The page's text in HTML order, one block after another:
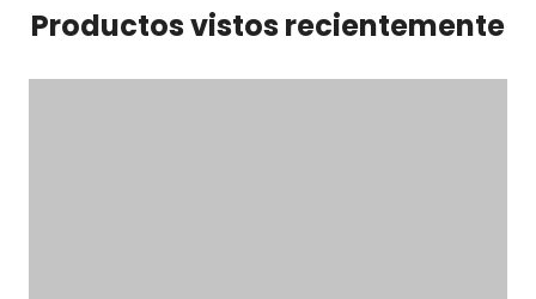
Productos vistos recientemente